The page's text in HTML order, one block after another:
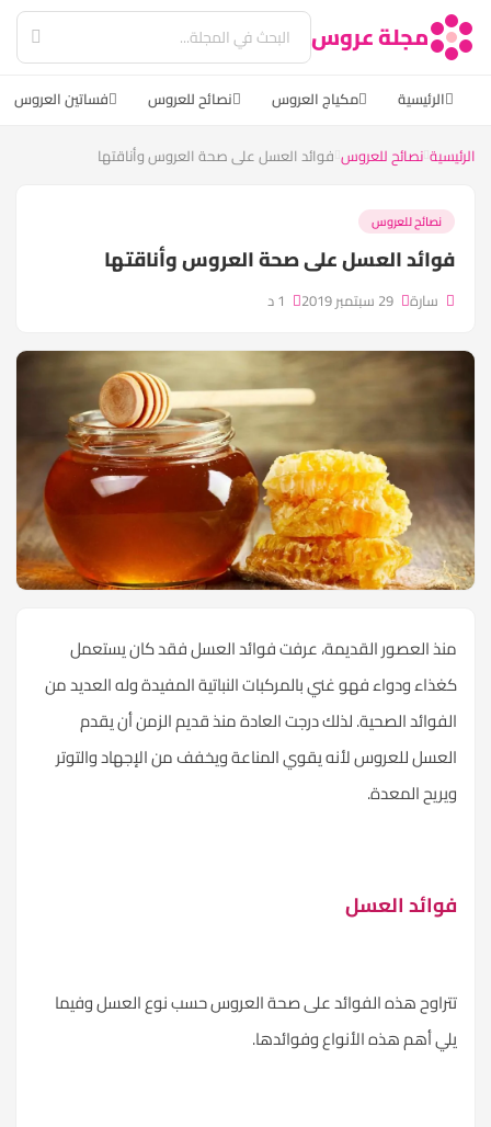
مجلة عروس
الرئيسية مكياج العروس نصائح للعروس فساتين العروس
الرئيسية نصائح للعروس فوائد العسل على صحة العروس وأناقتها
نصائح للعروس
فوائد العسل على صحة العروس وأناقتها
سارة
منذ العصور القديمة، عرفت فوائد العسل فقد كان يستعمل
كغذاء ودواء فهو غني بالمركبات النباتية المفيدة وله العديد من
الفوائد الصحية. لذلك درجت العادة منذ قديم الزمن أن يقدم
العسل للعروس لأنه يقوي المناعة ويخفف من الإجهاد والتوتر
ويريح المعدة.
فوائد العسل
تتراوح هذه الفوائد على صحة العروس حسب نوع العسل وفيما
يلي أهم هذه الأنواع وفوائدها.